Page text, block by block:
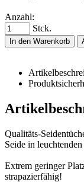
Anzahl:
Stck.
In den Warenkorb
Qualitäts-
Seide in
Extrem geringer
strapazierfähig!